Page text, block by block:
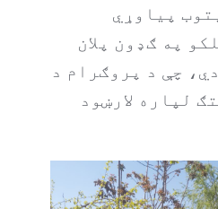
پیاوړي
په ګډون پلان
چې د پروګرام د
لپاره لارښود